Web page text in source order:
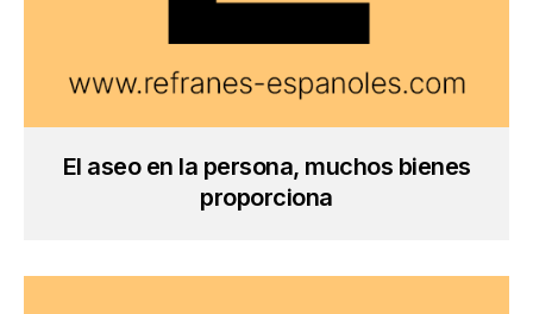
El aseo en la persona, muchos bienes
proporciona